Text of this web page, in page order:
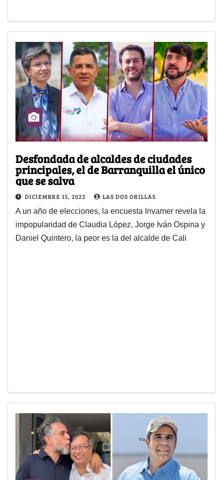
Desfondada de alcaldes de ciudades
principales, el de Barranquilla el único
que se salva
DICIEMBRE 15, 2022 LAS DOS ORILLAS
A un año de elecciones, la encuesta Invamer revela la
impopularidad de Claudia López, Jorge Iván Ospina y
Daniel Quintero, la peor es la del alcalde de Cali